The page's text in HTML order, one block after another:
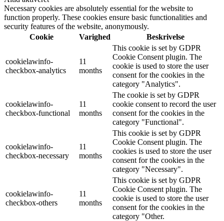
Necessary cookies are absolutely essential for the website to
function properly. These cookies ensure basic functionalities and
security features of the website, anonymously.
Cookie
Varighed Beskrivelse
cookielawinfo-
checkbox-analytics
11
months
This cookie is set by GDPR
Cookie Consent plugin. The
cookie is used to store the user
consent for the cookies in the
category "Analytics".
cookielawinfo-
checkbox-functional
11
months
The cookie is set by GDPR
cookie consent to record the user
consent for the cookies in the
category "Functional".
cookielawinfo-
checkbox-necessary
11
months
This cookie is set by GDPR
Cookie Consent plugin. The
cookies is used to store the user
consent for the cookies in the
category "Necessary".
cookielawinfo-
checkbox-others
11
months
This cookie is set by GDPR
Cookie Consent plugin. The
cookie is used to store the user
consent for the cookies in the
category "Other.